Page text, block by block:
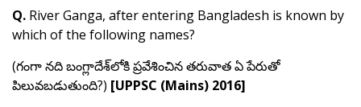
Q. River Ganga, after entering Bangladesh is known by
which of the following names?
(గంగా నది బంగ్లాదేశ్‌లోకి ప్రవేశించిన తరువాత ఏ పేరుతో
పిలువబడుతుంది?) [UPPSC (Mains) 2016]